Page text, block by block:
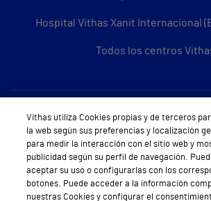
Hospital Vithas Xanit Internacional
Todos los centros
Sobre Vithas
Quiénes somos
Trabajar en Vithas
Teléfono Cita Médica
Vithas utiliza Cookies propias y de terceros
la web según sus preferencias y localización
para medir la interacción con el sitio web y
publicidad según su perfil de navegación.
aceptar su uso o configurarlas con los
botones. Puede acceder a la información
nuestras Cookies y configurar el